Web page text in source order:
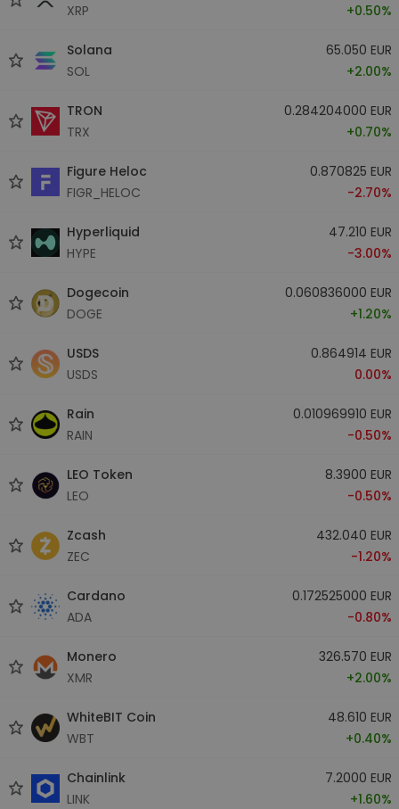
XRP
+0.50%
Solana
SOL
65.050 EUR
+2.00%
TRON
TRX
0.284204000 EUR
+0.70%
Figure Heloc
FIGR_HELOC
0.870825 EUR
-2.70%
Hyperliquid
HYPE
47.210 EUR
-3.00%
Dogecoin
DOGE
0.060836000 EUR
+1.20%
USDS
USDS
0.864914 EUR
0.00%
Rain
RAIN
0.010969910 EUR
-0.50%
LEO Token
LEO
8.3900 EUR
-0.50%
Zcash
ZEC
432.040 EUR
-1.20%
Cardano
ADA
0.172525000 EUR
-0.80%
Monero
XMR
326.570 EUR
+2.00%
WhiteBIT Coin
WBT
48.610 EUR
+0.40%
Chainlink
LINK
7.2000 EUR
+1.60%